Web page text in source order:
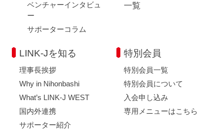
ベンチャーインタビュ
ー
サポーターコラム
一覧
LINK-Jを知る
理事長挨拶
Why in Nihonbashi
What’s LINK-J WEST
国内外連携
サポーター紹介
特別会員
特別会員一覧
特別会員について
入会申し込み
専用メニューはこちら